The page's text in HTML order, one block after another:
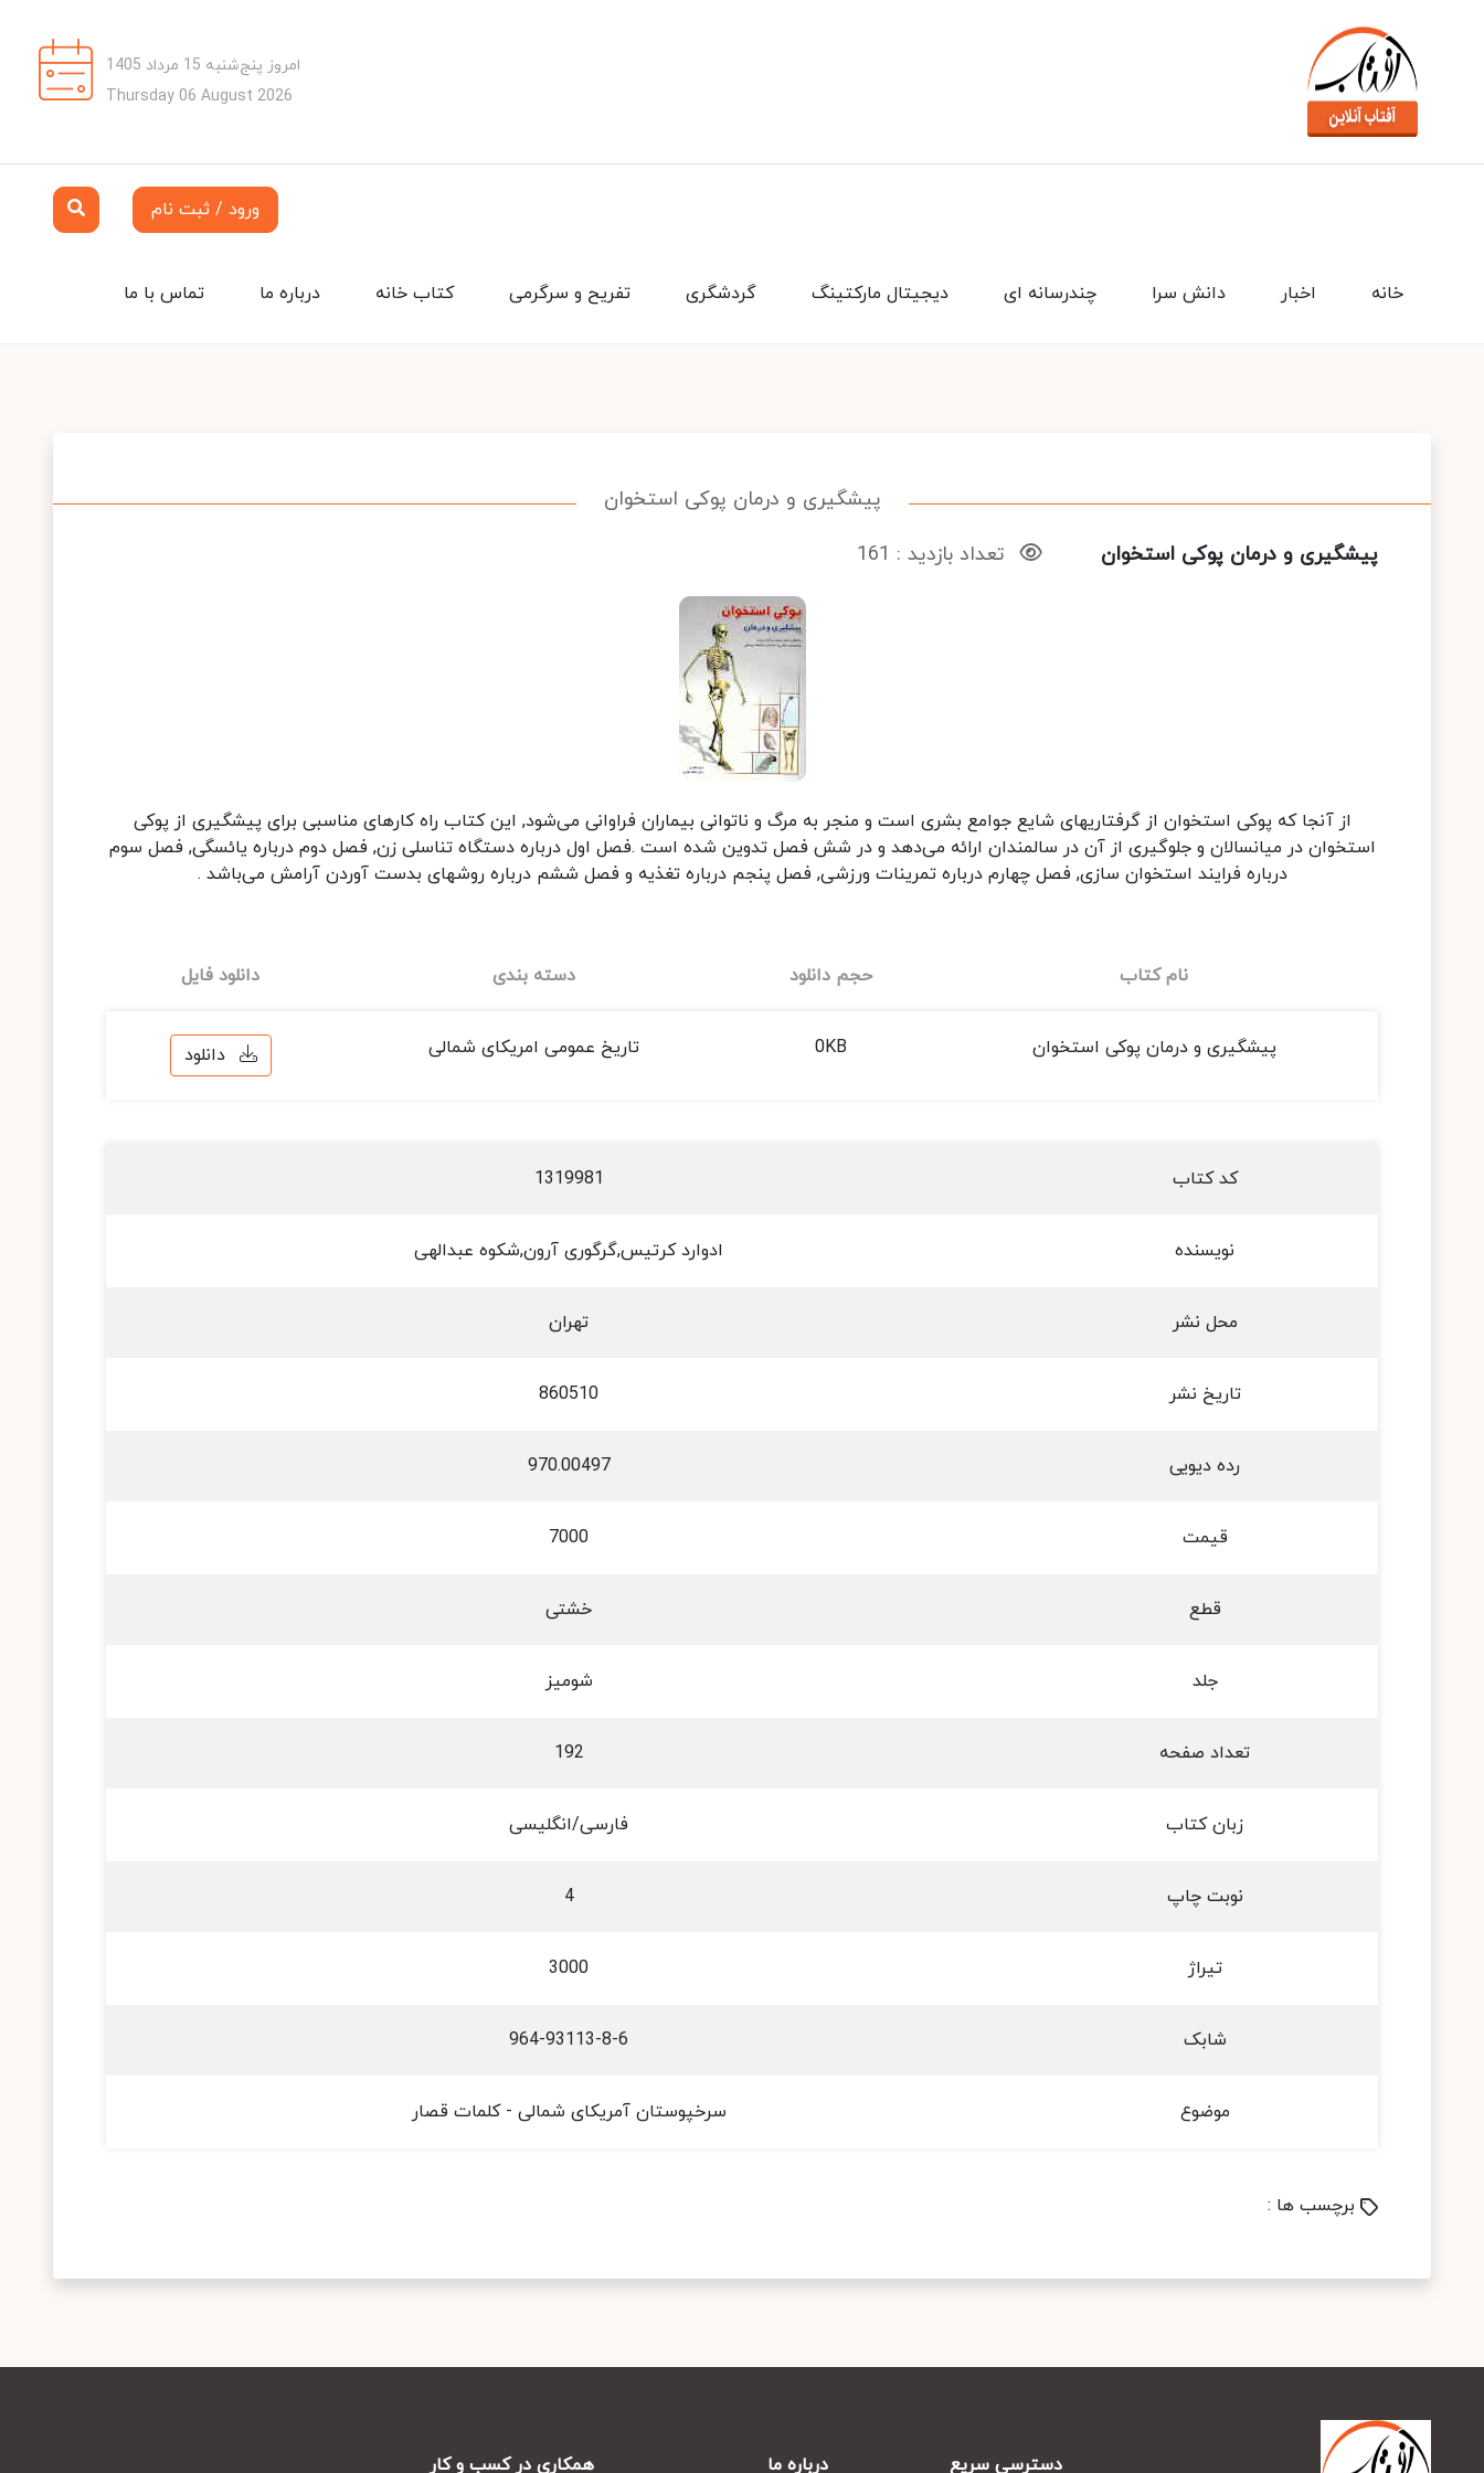
امروز پنج‌شنبه 15 مرداد 1405
Thursday 06 August 2026
ورود / ثبت نام
تماس با ما درباره ما کتاب خانه تفریح و سرگرمی گردشگری دیجیتال مارکتینگ چندرسانه ای دانش سرا اخبار خانه
پیشگیری و درمان پوکی استخوان
پیشگیری و درمان پوکی استخوان
تعداد بازدید : 161
از آنجا که پوکی استخوان از گرفتاریهای شایع جوامع بشری است و منجر به مرگ و ناتوانی بیماران فراوانی می‌شود, این کتاب راه کارهای مناسبی برای پیشگیری از پوکی
استخوان در میانسالان و جلوگیری از آن در سالمندان ارائه می‌دهد و در شش فصل تدوین شده است .فصل اول درباره دستگاه تناسلی زن, فصل دوم درباره یائسگی, فصل سوم
درباره فرایند استخوان سازی, فصل چهارم درباره تمرینات ورزشی, فصل پنجم درباره تغذیه و فصل ششم درباره روشهای بدست آوردن آرامش می‌باشد .
نام کتاب حجم دانلود دسته بندی دانلود فایل
پیشگیری و درمان پوکی استخوان 0KB تاریخ عمومی امریکای شمالی دانلود
کد کتاب 1319981
نویسنده ادوارد کرتیس,گرگوری آرون,شکوه عبدالهی
محل نشر تهران
تاریخ نشر 860510
رده دیویی 970.00497
قیمت 7000
قطع خشتی
جلد شومیز
تعداد صفحه 192
زبان کتاب فارسی/انگلیسی
نوبت چاپ 4
تیراژ 3000
شابک 964-93113-8-6
موضوع سرخپوستان آمریکای شمالی - کلمات قصار
برچسب ها :
دسترسی سریع درباره ما همکاری در کسب و کار